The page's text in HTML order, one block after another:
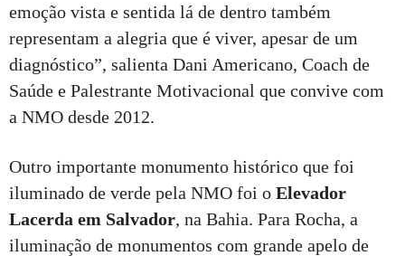
emoção vista e sentida lá de dentro também
representam a alegria que é viver, apesar de um
diagnóstico”, salienta Dani Americano, Coach de
Saúde e Palestrante Motivacional que convive com
a NMO desde 2012.
Outro importante monumento histórico que foi
iluminado de verde pela NMO foi o Elevador
Lacerda em Salvador, na Bahia. Para Rocha, a
iluminação de monumentos com grande apelo de